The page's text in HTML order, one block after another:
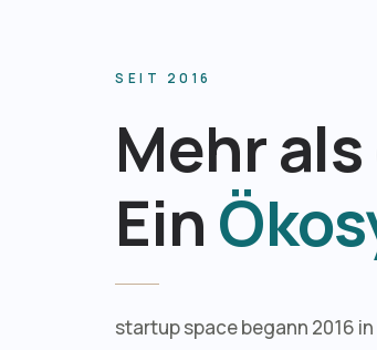
SEIT 2016
Mehr
Ein
startup space begann 2016